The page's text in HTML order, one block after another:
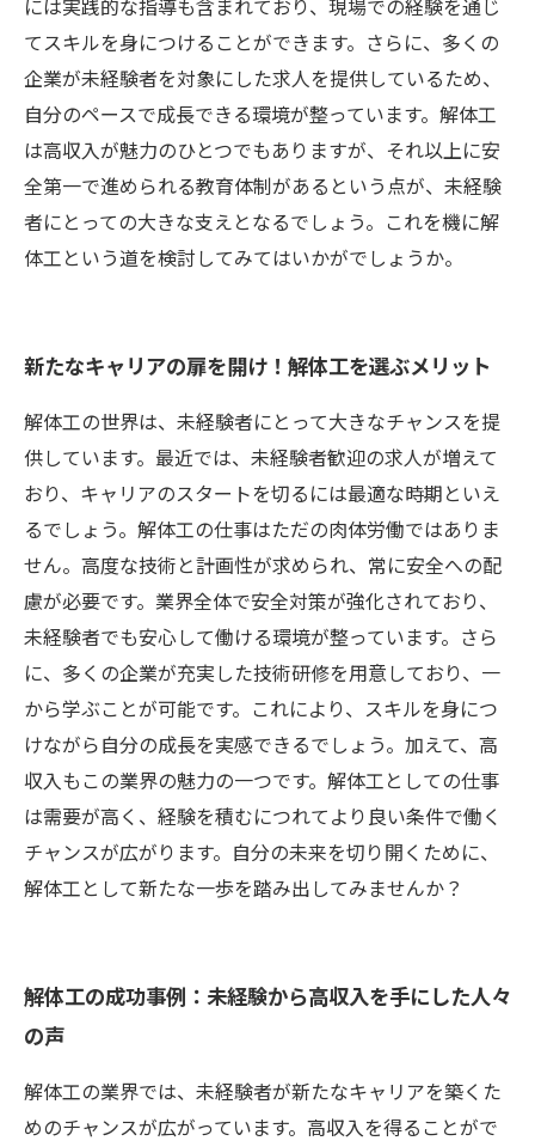
には実践的な指導も含まれており、現場での経験を通じ
てスキルを身につけることができます。さらに、多くの
企業が未経験者を対象にした求人を提供しているため、
自分のペースで成長できる環境が整っています。解体工
は高収入が魅力のひとつでもありますが、それ以上に安
全第一で進められる教育体制があるという点が、未経験
者にとっての大きな支えとなるでしょう。これを機に解
体工という道を検討してみてはいかがでしょうか。
新たなキャリアの扉を開け！解体工を選ぶメリット
解体工の世界は、未経験者にとって大きなチャンスを提
供しています。最近では、未経験者歓迎の求人が増えて
おり、キャリアのスタートを切るには最適な時期といえ
るでしょう。解体工の仕事はただの肉体労働ではありま
せん。高度な技術と計画性が求められ、常に安全への配
慮が必要です。業界全体で安全対策が強化されており、
未経験者でも安心して働ける環境が整っています。さら
に、多くの企業が充実した技術研修を用意しており、一
から学ぶことが可能です。これにより、スキルを身につ
けながら自分の成長を実感できるでしょう。加えて、高
収入もこの業界の魅力の一つです。解体工としての仕事
は需要が高く、経験を積むにつれてより良い条件で働く
チャンスが広がります。自分の未来を切り開くために、
解体工として新たな一歩を踏み出してみませんか？
解体工の成功事例：未経験から高収入を手にした人々
の声
解体工の業界では、未経験者が新たなキャリアを築くた
めのチャンスが広がっています。高収入を得ることがで